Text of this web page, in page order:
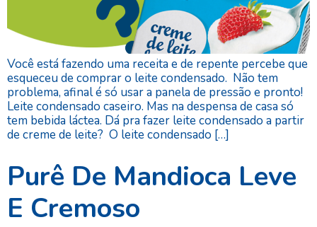
Você está fazendo uma receita e de repente percebe que
esqueceu de comprar o leite condensado. Não tem
problema, afinal é só usar a panela de pressão e pronto!
Leite condensado caseiro. Mas na despensa de casa só
tem bebida láctea. Dá pra fazer leite condensado a partir
de creme de leite? O leite condensado […]
Purê De Mandioca Leve
E Cremoso